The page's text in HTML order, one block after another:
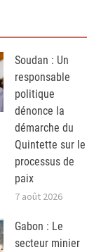
Soudan : Un
responsable
politique
dénonce la
démarche du
Quintette sur le
processus de
paix
7 août 2026
Gabon : Le
secteur minier